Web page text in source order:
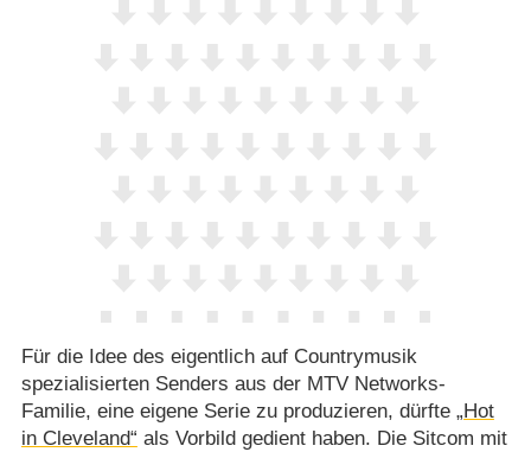
Für die Idee des eigentlich auf Countrymusik
spezialisierten Senders aus der MTV Networks-
Familie, eine eigene Serie zu produzieren, dürfte „Hot
in Cleveland“ als Vorbild gedient haben. Die Sitcom mit